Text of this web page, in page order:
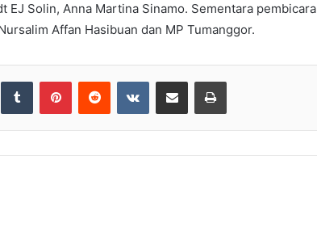
EJ Solin, Anna Martina Sinamo. Sementara pembicara
Affan Hasibuan dan MP Tumanggor.